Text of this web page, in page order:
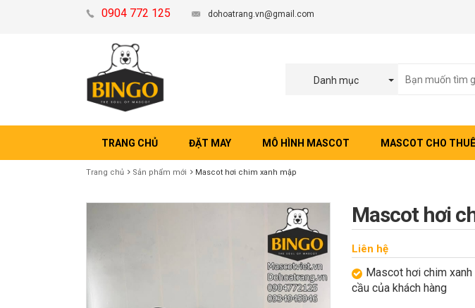
0904 772 125 dohoatrang.vn@gmail.com
Danh mục
TRANG CHỦ ĐẶT MAY MÔ HÌNH MASCOT MASCOT CHO THUÊ
Trang chủ Sản phẩm mới Mascot hơi chim xanh mập
Mascot hơi
Liên hệ
Mascot hơi chim
cầu của khách hàng